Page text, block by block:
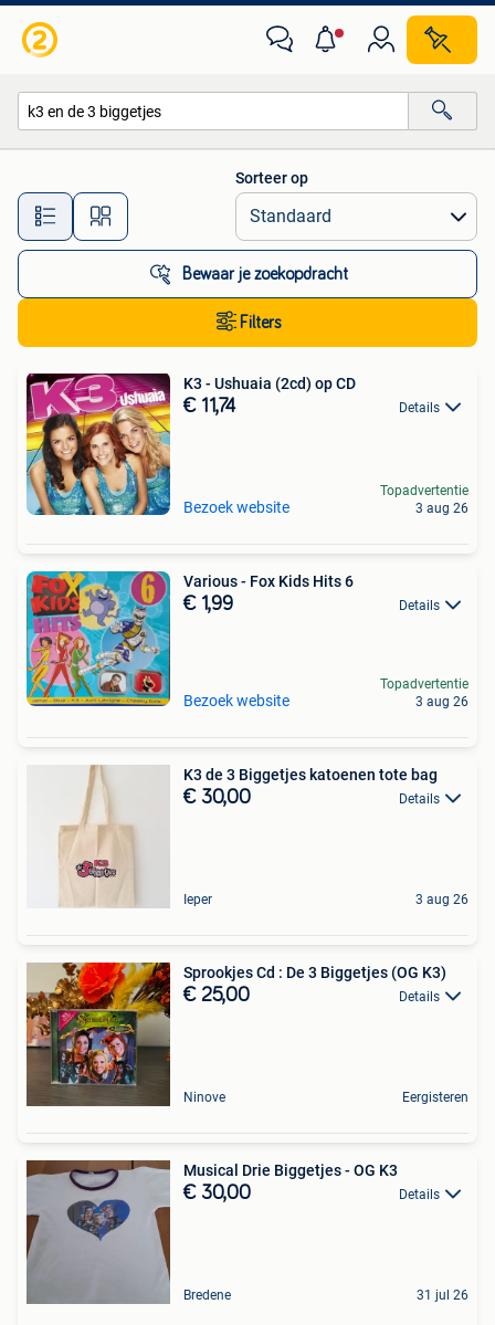
Alle afstanden…
Sorteer op
Bewaar je zoekopdracht
Filters
K3 - Ushuaia (2cd) op CD
€ 11,74 Details
Bezoek website
Topadvertentie
3 aug 26
Various - Fox Kids Hits 6
€ 1,99 Details
Bezoek website
Topadvertentie
3 aug 26
K3 de 3 Biggetjes katoenen tote bag
€ 30,00 Details
Ieper 3 aug 26
Sprookjes Cd : De 3 Biggetjes (OG K3)
€ 25,00 Details
Ninove Eergisteren
Musical Drie Biggetjes - OG K3
€ 30,00 Details
Bredene 31 jul 26